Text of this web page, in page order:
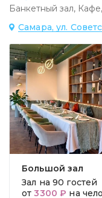
Банкетный зал, Кафе,
Самара, ул.
Большой зал
Зал на 90 гостей
от3300 ₽ на